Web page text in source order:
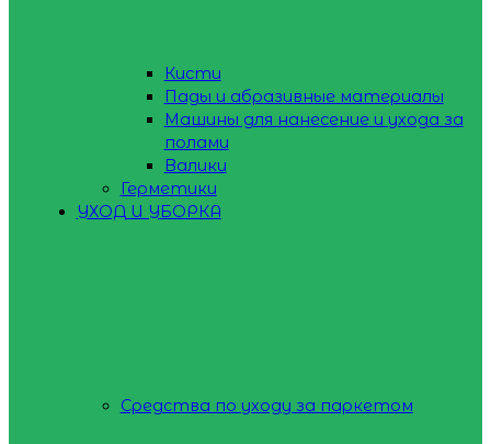
Кисти
Пады и абразивные материалы
Машины для нанесение и ухода за
полами
Валики
Герметики
УХОД И УБОРКА
Средства по уходу за паркетом